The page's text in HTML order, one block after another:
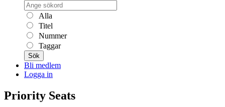
Alla
Titel
Nummer
Taggar
Sök
Bli medlem
Logga in
Priority Seats